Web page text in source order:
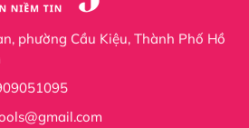
đáo luôn lắng nghe khách hàng
hàng.
phường Cầu Kiệu, Thành Phố Hồ